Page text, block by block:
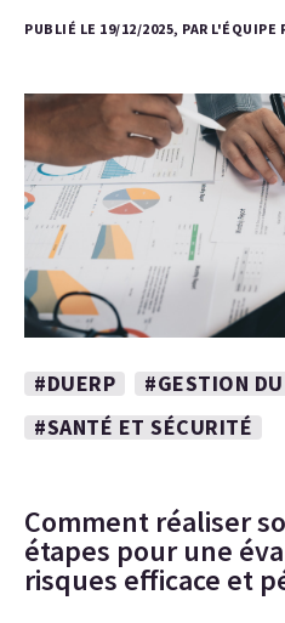
PUBLIÉ LE 19/12/2025, PAR L'ÉQUIPE
#DUERP #GESTION
#SANTÉ ET SÉCURITÉ
Comment réaliser
étapes pour une
risques efficace et